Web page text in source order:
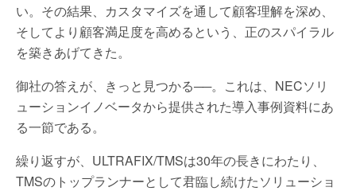
い。その結果、カスタマイズを通して顧客理解を深め、
そしてより顧客満足度を高めるという、正のスパイラル
を築きあげてきた。
御社の答えが、きっと見つかる──。これは、NECソリ
ューションイノベータから提供された導入事例資料にあ
る一節である。
繰り返すが、ULTRAFIX/TMSは30年の長きにわたり、
TMSのトップランナーとして君臨し続けたソリューショ